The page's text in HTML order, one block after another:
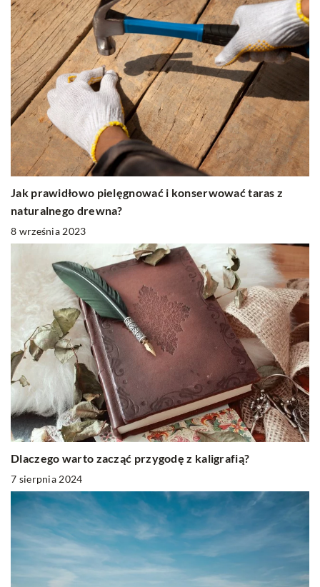
Jak prawidłowo pielęgnować i konserwować taras z
naturalnego drewna?
8 września 2023
Dlaczego warto zacząć przygodę z kaligrafią?
7 sierpnia 2024